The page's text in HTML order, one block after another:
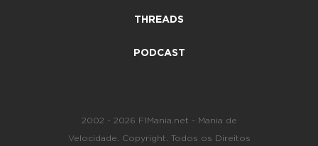
THREADS
PODCAST
2002 - 2026 F1Mania.net - Mania de
Velocidade. Copyright. Todos os Direitos